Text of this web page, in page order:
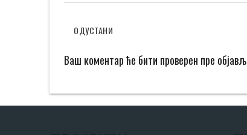
ОДУСТАНИ
Ваш коментар ће бити проверен пре